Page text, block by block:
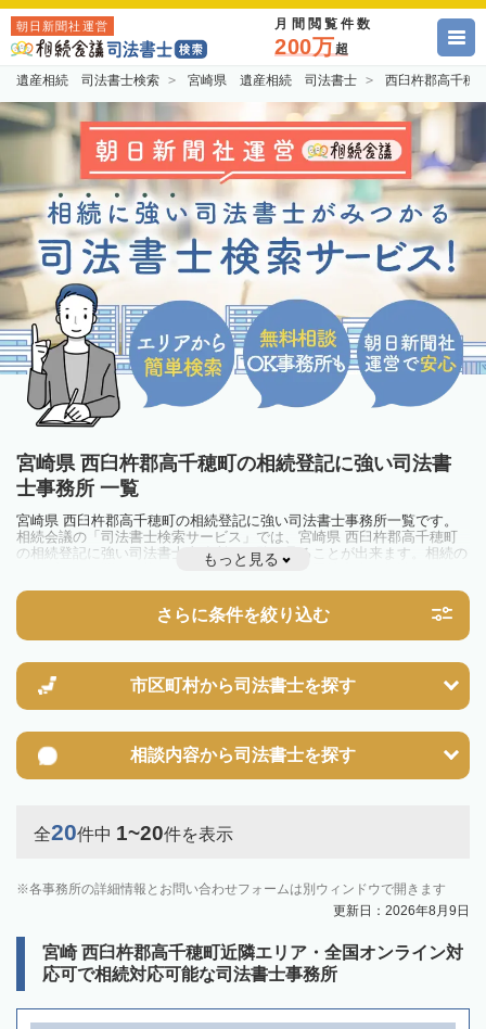
朝日新聞社運営 月間閲覧件数
200万超
遺産相続 司法書士検索 宮崎県 遺産相続 司法書士 西臼杵郡高千
宮崎県 西臼杵郡高千穂町の相続登記に強い司法書
士事務所 一覧
宮崎県 西臼杵郡高千穂町の相続登記に強い司法書士事務所一覧です。
相続会議の「司法書士検索サービス」では、宮崎県 西臼杵郡高千穂町
の相続登記に強い司法書士事務所を一覧で見ることが出来ます。相続の
トラブルやお悩みを抱えている方は一度近隣の司法書士に相談してみま
2024年4月1日から相続登記が義務化されました。
不動産を相続した場合、相続を知った日から3年以内に登記しないと、
10万円以下の過料が科せられるため、速やかな手続きが必要です。義務
相続登記は法律で定められており、司法書士に依頼すれば手間を省けま
す。その他の相続手続きも任せることが可能です。
また、義務化に伴い、相続人申告登記制度が創設されました。遺産分割
ましょう。司法書士への相談も可能です。
もっと見る
さらに条件を絞り込む
市区町村から司法書士を探す
相談内容から司法書士を探す
全20件中 1~20件を表示
各事務所の詳細情報とお問い合わせフォームは別ウィンドウで開きます
更新日：2026年8月9日
宮崎 西臼杵郡高千穂町近隣エリア・全国オンライン対
応可で相続対応可能な司法書士事務所